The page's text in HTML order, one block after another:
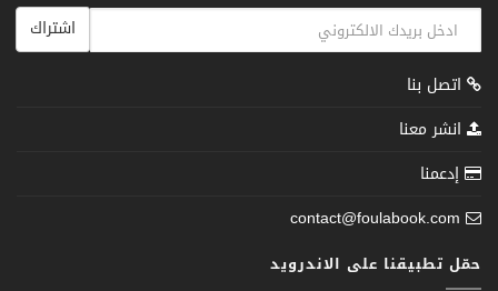
اشتراك
اتصل بنا
انشر معنا
إدعمنا
contact@foulabook.com
حمّل تطبيقنا على الاندرويد